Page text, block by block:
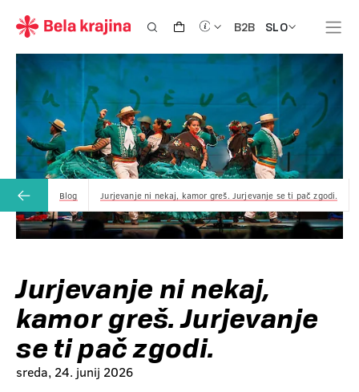
B2B SLO
Blog Jurjevanje ni nekaj, kamor greš. Jurjevanje se ti pač zgodi.
Jurjevanje ni nekaj,
kamor greš. Jurjevanje
se ti pač zgodi.
sreda, 24. junij 2026